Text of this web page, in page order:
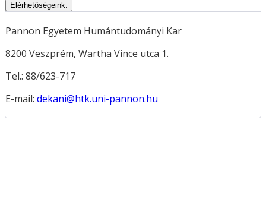
Elérhetőségeink:
Pannon Egyetem Humántudományi Kar
8200 Veszprém, Wartha Vince utca 1.
Tel.: 88/623-717
E-mail: dekani@htk.uni-pannon.hu